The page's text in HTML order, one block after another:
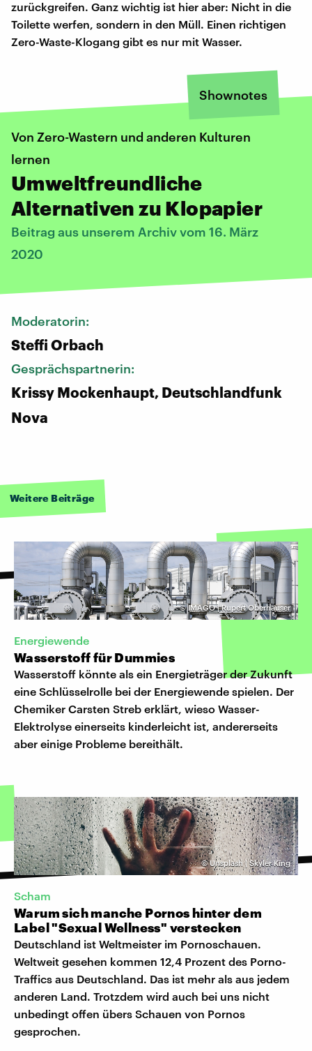
zurückgreifen. Ganz wichtig ist hier aber: Nicht in die
Toilette werfen, sondern in den Müll. Einen richtigen
Zero-Waste-Klogang gibt es nur mit Wasser.
Shownotes
Von Zero-Wastern und anderen Kulturen
lernen
Umweltfreundliche
Alternativen zu Klopapier
Beitrag aus unserem Archiv vom 16. März
2020
Moderatorin:
Steffi Orbach
Gesprächspartnerin:
Krissy Mockenhaupt, Deutschlandfunk
Nova
Weitere Beiträge
©IMAGO | Rupert Oberhäuser
Energiewende
Wasserstoff für Dummies
Wasserstoff könnte als ein Energieträger der Zukunft
eine Schlüsselrolle bei der Energiewende spielen. Der
Chemiker Carsten Streb erklärt, wieso Wasser-
Elektrolyse einerseits kinderleicht ist, andererseits
aber einige Probleme bereithält.
©Unsplash | Skyler King
Scham
Warum sich manche Pornos hinter dem
Label "Sexual Wellness" verstecken
Deutschland ist Weltmeister im Pornoschauen.
Weltweit gesehen kommen 12,4 Prozent des Porno-
Traffics aus Deutschland. Das ist mehr als aus jedem
anderen Land. Trotzdem wird auch bei uns nicht
unbedingt offen übers Schauen von Pornos
gesprochen.